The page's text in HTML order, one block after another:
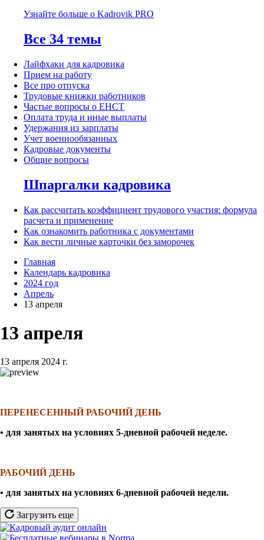
Узнайте больше о Kadrovik PRO
Все 34 темы
Лайфхаки для кадровика
Прием на работу
Все про отпуска
Трудовые книжки работников
Частые вопросы о ЕНСТ
Оплата труда и иные выплаты
Удержания из зарплаты
Учет военнообязанных
Кадровые документы
Общие вопросы
Шпаргалки кадровика
Как рассчитать коэффициент трудового участия: формула
расчета и применение
Как ознакомить работника с документами
Как вести личные карточки без заморочек
Главная
Календарь кадровика
2024 год
Апрель
13 апреля
13 апреля
13 апреля 2024 г.
ПЕРЕНЕСЕННЫЙ РАБОЧИЙ ДЕНЬ
• для занятых на условиях 5-дневной рабочей неделе.
РАБОЧИЙ ДЕНЬ
• для занятых на условиях 6-дневной рабочей недели.
Загрузить еще